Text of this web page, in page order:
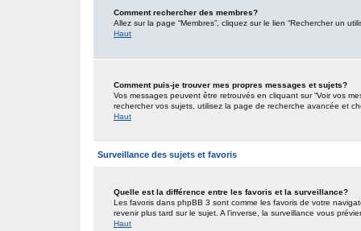
Comment rechercher des membres?
Allez sur la page “Membres”, cliquez sur le lien “Rechercher un
Haut
Comment puis-je trouver mes propres messages et sujets?
Vos messages peuvent être retrouvés en cliquant sur “Voir vos
rechercher vos sujets, utilisez la page de recherche avancée et
Haut
Surveillance des sujets et favoris
Quelle est la différence entre les favoris et la surveillance?
Les favoris dans phpBB 3 sont comme les favoris de votre
revenir plus tard sur le sujet. A l’inverse, la surveillance vous
Haut